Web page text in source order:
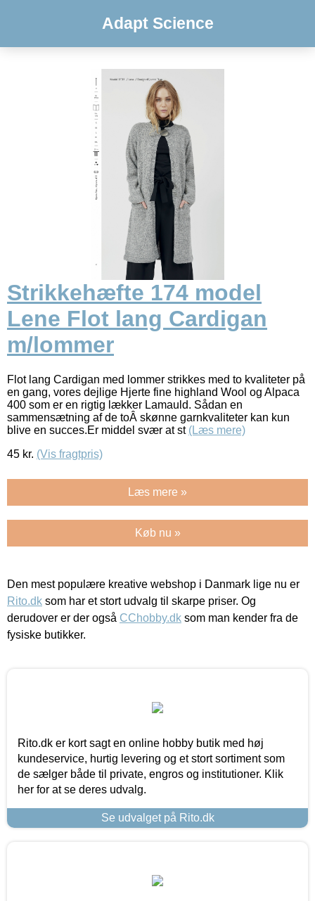
Adapt Science
Strikkehæfte 174 model
Lene Flot lang Cardigan
m/lommer
Flot lang Cardigan med lommer strikkes med to kvaliteter på
en gang, vores dejlige Hjerte fine highland Wool og Alpaca
400 som er en rigtig lækker Lamauld. Sådan en
sammensætning af de toÂ skønne garnkvaliteter kan kun
blive en succes.Er middel svær at st (Læs mere)
45 kr. (Vis fragtpris)
Læs mere »
Køb nu »
Den mest populære kreative webshop i Danmark lige nu er
Rito.dk som har et stort udvalg til skarpe priser. Og
derudover er der også CChobby.dk som man kender fra de
fysiske butikker.
Rito.dk er kort sagt en online hobby butik med høj
kundeservice, hurtig levering og et stort sortiment som
de sælger både til private, engros og institutioner. Klik
her for at se deres udvalg.
Se udvalget på Rito.dk